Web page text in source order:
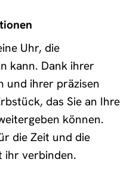
Uhr, die
kann. Dank ihrer
und ihrer präzisen
das Sie an Ihre
können.
die Zeit und die
ihr verbinden.